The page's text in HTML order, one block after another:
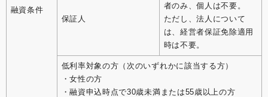
融資条件
保証人
者のみ、個人は不要。
ただし、法人について
は、経営者保証免除適用
時は不要。
低利率対象の方（次のいずれかに該当する方）
・女性の方
・融資申込時点で30歳未満または55歳以上の方